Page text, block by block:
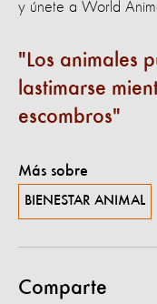
y únete a World
Los animales
lastimarse
escombros
Más sobre
BIENESTAR ANIMAL
Comparte